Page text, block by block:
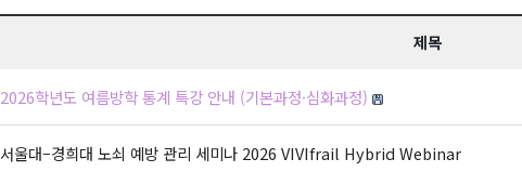
제목
2026학년도 여름방학 통계 특강 안내 (기본과정·심화과정)
서울대–경희대 노쇠 예방 관리 세미나 2026 VIVIfrail Hybrid Webinar